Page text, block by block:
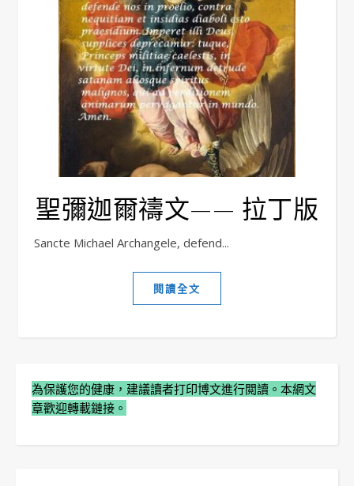
聖彌迦爾禱文—— 拉丁版
Sancte Michael Archangele, defend...
閱讀全文
為保護您的健康，建議讀者打印博文進行閲讀。本網文
章歡迎轉載鏈接。